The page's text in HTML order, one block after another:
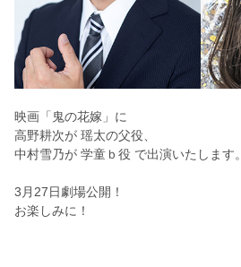
映画「鬼の花嫁」に
高野耕次が 瑶太の父役、
中村雪乃が 学童ｂ役 で出演いたします。
3月27日劇場公開！
お楽しみに！